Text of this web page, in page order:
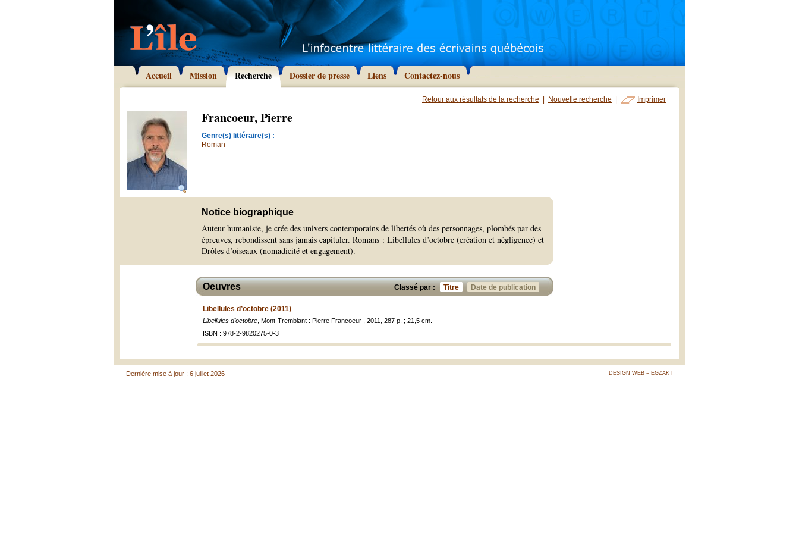
Accueil Mission Recherche Dossier de presse Liens Contactez-nous
Retour aux résultats de la recherche Nouvelle recherche Imprimer
Francoeur, Pierre
Genre(s) littéraire(s) :
Roman
Notice biographique
Auteur humaniste, je crée des univers contemporains de libertés où des personnages, plombés par des
épreuves, rebondissent sans jamais capituler. Romans : Libellules d’octobre (création et négligence) et
Drôles d’oiseaux (nomadicité et engagement).
Classé par : Titre Date de publication
Oeuvres
Libellules d’octobre (2011)
Libellules d’octobre , Mont-Tremblant : Pierre Francoeur , 2011, 287 p. ; 21,5 cm.
ISBN : 978-2-9820275-0-3
DESIGN WEB = EGZAKT
Dernière mise à jour : 6 juillet 2026